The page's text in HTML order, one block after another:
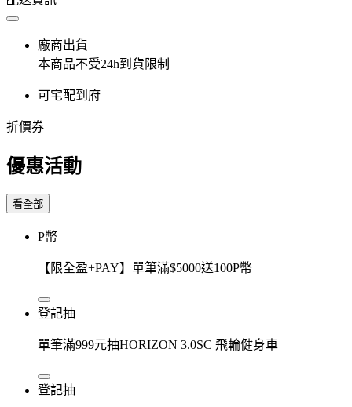
廠商出貨
本商品不受24h到貨限制
可宅配到府
折價券
優惠活動
看全部
P幣
【限全盈+PAY】單筆滿$5000送100P幣
登記抽
單筆滿999元抽HORIZON 3.0SC 飛輪健身車
登記抽